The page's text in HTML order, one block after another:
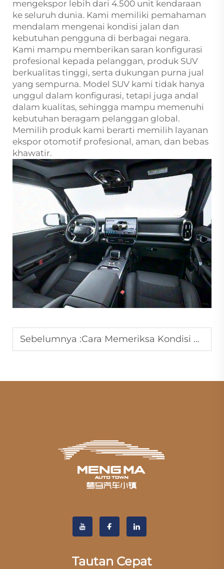
mengekspor lebih dari 4.500 unit kendaraan
ke seluruh dunia. Kami memiliki pemahaman
mendalam mengenai kondisi jalan dan
kebutuhan pengguna di berbagai negara.
Kami mampu memberikan saran konfigurasi
profesional kepada pelanggan, produk SUV
berkualitas tinggi, serta dukungan purna jual
yang sempurna. Model SUV kami tidak hanya
unggul dalam konfigurasi, tetapi juga andal
dalam kualitas, sehingga mampu memenuhi
kebutuhan beragam pelanggan global.
Memilih produk kami berarti memilih layanan
ekspor otomotif profesional, aman, dan bebas
khawatir.
Sebelumnya :Cara Memeriksa Kondisi Mobil Bekas?
Tautan Cepat